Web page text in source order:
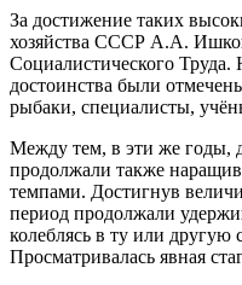
За достижение таких
хозяйства СССР А.А.
Социалистического Труда.
достоинства были
рыбаки, специалисты,
Между тем, в эти же
продолжали также
темпами. Достигнув
период продолжали
колеблясь в ту или другую
Просматривалась явная